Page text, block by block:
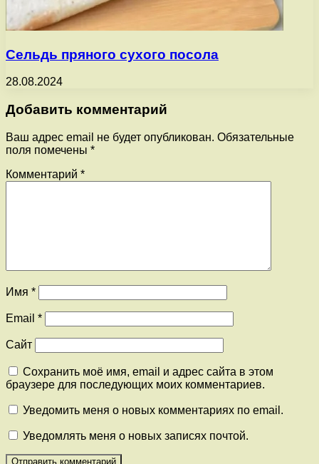
Сельдь пряного сухого посола
28.08.2024
Добавить комментарий
Ваш адрес email не будет опубликован. Обязательные
поля помечены *
Комментарий *
Имя *
Email *
Сайт
Сохранить моё имя, email и адрес сайта в этом
браузере для последующих моих комментариев.
Уведомить меня о новых комментариях по email.
Уведомлять меня о новых записях почтой.